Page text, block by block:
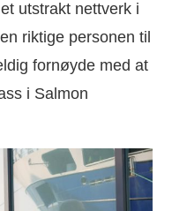
utstrakt nettverk i
riktige personen til
fornøyde med at
i Salmon